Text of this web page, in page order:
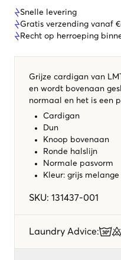
Snelle levering
Gratis verzending vanaf
Recht op herroeping
Grijze cardigan van
en wordt bovenaan
normaal en het is een
Cardigan
Dun
Knoop bovenaan
Ronde halslijn
Normale pasvorm
Kleur: grijs melange
SKU: 131437-001
Laundry Advice: